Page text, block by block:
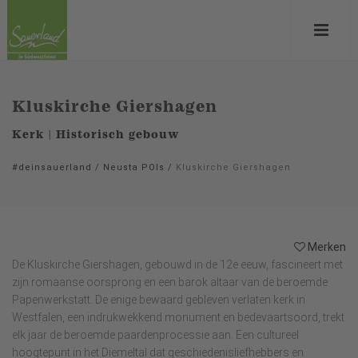
Kluskirche Giershagen
Kerk | Historisch gebouw
#deinsauerland / Neusta POIs / Kluskirche Giershagen
Merken
De Kluskirche Giershagen, gebouwd in de 12e eeuw, fascineert met
zijn romaanse oorsprong en een barok altaar van de beroemde
Papenwerkstatt. De enige bewaard gebleven verlaten kerk in
Westfalen, een indrukwekkend monument en bedevaartsoord, trekt
elk jaar de beroemde paardenprocessie aan. Een cultureel
hoogtepunt in het Diemeltal dat geschiedenisliefhebbers en